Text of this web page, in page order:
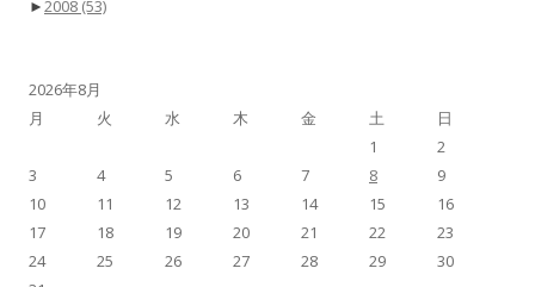
►2008 (53)
2026年8月
月
火 水 木 金 土
日
1
2
3
4 5 6 7 8
9
10
11 12 13 14 15
16
17
18 19 20 21 22
23
24
25 26 27 28 29
30